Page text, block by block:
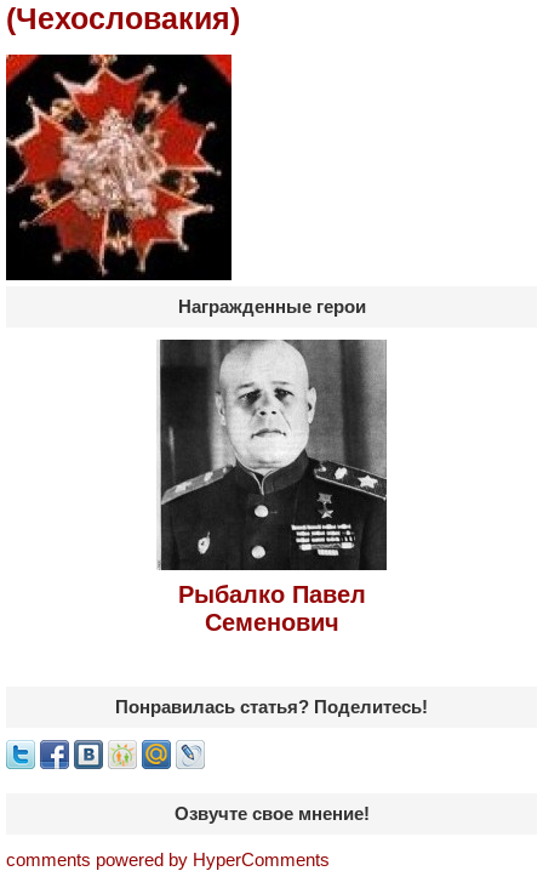
(Чехословакия)
Награжденные герои
Рыбалко Павел
Семенович
Понравилась статья? Поделитесь!
Озвучте свое мнение!
comments powered by HyperComments